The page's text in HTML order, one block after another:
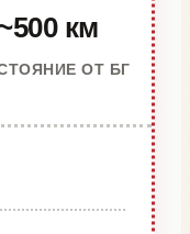
км
ОТ БГ